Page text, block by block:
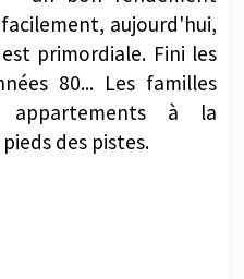
aujourd'hui,
primordiale. Fini les
80... Les familles
à la
des pistes.